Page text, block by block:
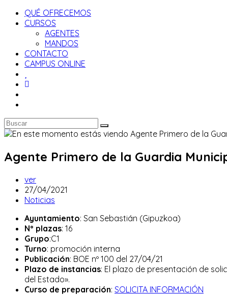
QUÉ OFRECEMOS
CURSOS
AGENTES
MANDOS
CONTACTO
CAMPUS ONLINE
Agente Primero de la Guardia
Autor
de
la
ver
Publicación
de
entrada:
27/04/2021
Categoría
la
entrada:
Noticias
Ayuntamiento: San Sebastián (Gipuzkoa)
Nº plazas: 16
Grupo:C1
Turno: promoción interna
Publicación: BOE nº 100 del 27/04/21
Plazo de instancias: El plazo de presentación de
del Estado».
Curso de preparación: SOLICITA INFORMACIÓN